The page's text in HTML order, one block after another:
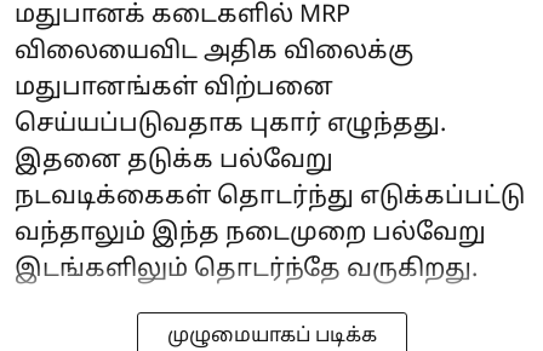
மதுபானக் கடைகளில் MRP
விலையைவிட அதிக விலைக்கு
மதுபானங்கள் விற்பனை
செய்யப்படுவதாக புகார் எழுந்தது.
இதனை தடுக்க பல்வேறு
நடவடிக்கைகள் தொடர்ந்து எடுக்கப்பட்டு
வந்தாலும் இந்த நடைமுறை பல்வேறு
இடங்களிலும் தொடர்ந்தே வருகிறது.
முழுமையாகப் படிக்க